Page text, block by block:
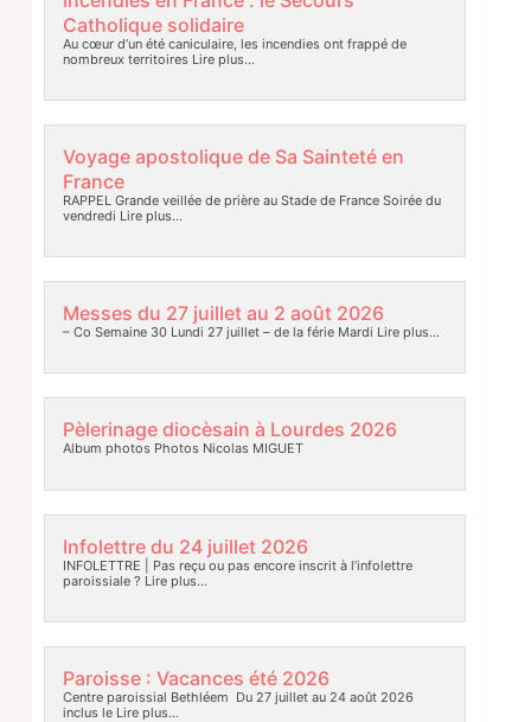
Catholique solidaire
Au cœur d’un été caniculaire, les incendies ont frappé de
nombreux territoires Lire plus…
Voyage apostolique de Sa Sainteté en
France
RAPPEL Grande veillée de prière au Stade de France Soirée du
vendredi Lire plus…
Messes du 27 juillet au 2 août 2026
– Co Semaine 30 Lundi 27 juillet – de la férie Mardi Lire plus…
Pèlerinage diocèsain à Lourdes 2026
Album photos Photos Nicolas MIGUET
Infolettre du 24 juillet 2026
INFOLETTRE | Pas reçu ou pas encore inscrit à l’infolettre
paroissiale ? Lire plus…
Paroisse : Vacances été 2026
Centre paroissial Bethléem Du 27 juillet au 24 août 2026
inclus leLire plus…